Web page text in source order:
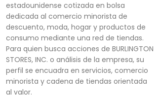
estadounidense cotizada en bolsa
dedicada al comercio minorista de
descuento, moda, hogar y productos de
consumo mediante una red de tiendas.
Para quien busca acciones de BURLINGTON
STORES, INC. o análisis de la empresa, su
perfil se encuadra en servicios, comercio
minorista y cadena de tiendas orientada
al valor.